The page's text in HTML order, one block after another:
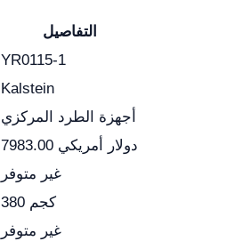
التفاصيل
YR0115-1
Kalstein
أجهزة الطرد المركزي
7983.00 دولار أمريكي
غير متوفر
380 كجم
غير متوفر